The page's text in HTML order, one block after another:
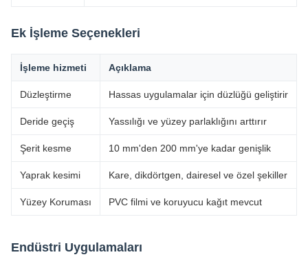
Ek İşleme Seçenekleri
İşleme hizmeti Açıklama
Düzleştirme Hassas uygulamalar için düzlüğü geliştirir
Deride geçiş Yassılığı ve yüzey parlaklığını arttırır
Şerit kesme 10 mm'den 200 mm'ye kadar genişlik
Yaprak kesimi Kare, dikdörtgen, dairesel ve özel şekiller
Yüzey Koruması PVC filmi ve koruyucu kağıt mevcut
Endüstri Uygulamaları